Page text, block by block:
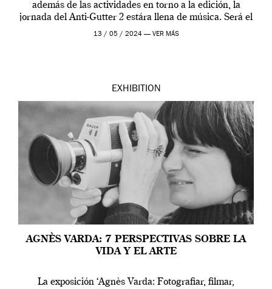
además de las actividades en torno a la edición, la
jornada del Anti-Gutter 2 estára llena de música. Será el
[…]
13 / 05 / 2024 — VER MÁS
EXHIBITION
AGNÈS VARDA: 7 PERSPECTIVAS SOBRE LA
VIDA Y EL ARTE
La exposición ‘Agnès Varda: Fotografiar, filmar,